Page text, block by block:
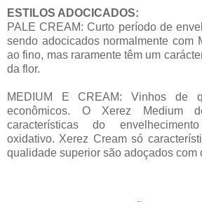
ESTILOS ADOCICADOS:
PALE CREAM: Curto período de
sendo adocicados normalmente com
ao fino, mas raramente têm um
da flor.
MEDIUM E CREAM: Vinhos de
econômicos. O Xerez Medium
características do
oxidativo. Xerez Cream só
qualidade superior são adoçados com